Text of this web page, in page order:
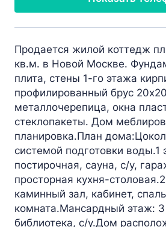
Продается жилой коттедж
кв.м. в Новой Москве.
плита, стены 1-го этажа
профилированный брус
металлочерепица, окна
стеклопакеты. Дом
планировка.План
системой подготовки воды.1
постирочная, сауна, с/у,
просторная кухня-
каминный зал, кабинет,
комната.Мансардный этаж: 3
библиотека, с/у.Дом